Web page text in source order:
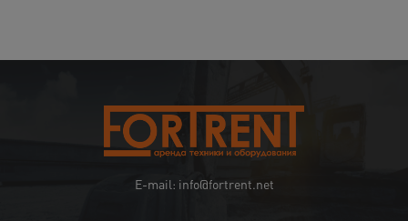
E-mail: info@fortrent.net